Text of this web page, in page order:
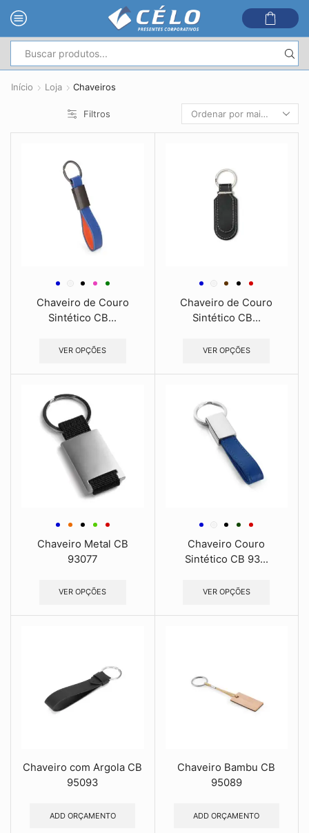
de
Início Loja Chaveiros
Filtros
Chaveiro de Couro
Sintético CB...
VER OPÇÕES
Chaveiro de Couro
Sintético CB...
VER OPÇÕES
Chaveiro Metal CB
93077
VER OPÇÕES
Chaveiro Couro
Sintético CB 93...
VER OPÇÕES
Chaveiro com Argola CB
95093
ADD ORÇAMENTO
Chaveiro Bambu CB
95089
ADD ORÇAMENTO